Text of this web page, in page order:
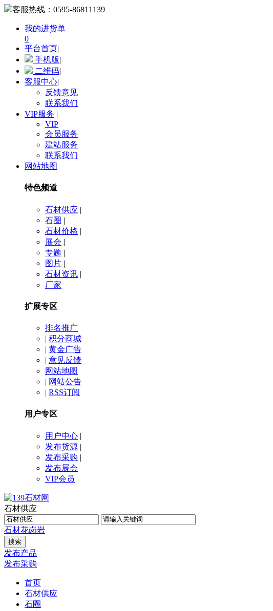
客服热线： 0595-86811139
我的进货单
0
平台首页|
手机版|
二维码|
客服中心|
反馈意见
联系我们
VIP服务 |
VIP
会员服务
建站服务
联系我们
网站地图
特色频道
石材供应 |
石圈 |
石材价格 |
展会 |
专题 |
图片 |
石材资讯 |
厂家
扩展专区
排名推广
| 积分商城
| 黄金广告
| 意见反馈
网站地图
| 网站公告
| RSS订阅
用户专区
用户中心 |
发布货源 |
发布采购 |
发布展会
VIP会员
石材供应
石材花岗岩
发布产品
发布采购
首页
石材供应
石圈